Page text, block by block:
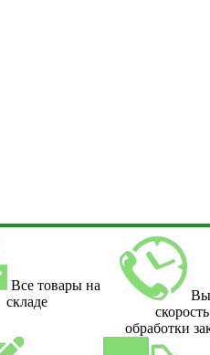
Все товары на
складе
скорость
обработки